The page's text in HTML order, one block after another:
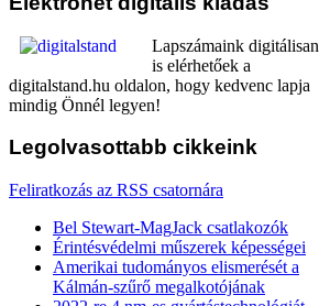
Lapszámaink digitálisan
is elérhetőek a
digitalstand.hu oldalon, hogy kedvenc lapja
mindig Önnél legyen!
Legolvasottabb cikkeink
Feliratkozás az RSS csatornára
Bel Stewart-MagJack csatlakozók
Érintésvédelmi műszerek képességei
Amerikai tudományos elismerését a
Kálmán-szűrő megalkotójának